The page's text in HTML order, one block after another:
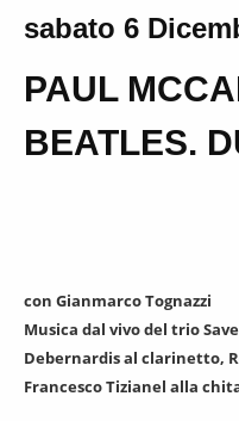
sabato 6
PAUL
BEATLES.
con Gianmarco Tognazzi
Musica dal vivo del trio
Debernardis al clarinetto,
Francesco Tizianel alla